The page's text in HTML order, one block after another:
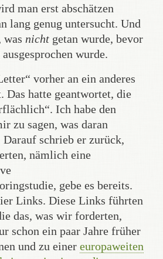
man erst abschätzen
lang genug untersucht. Und
was nicht getan wurde, bevor
wurde.
vorher an ein anderes
Das hatte geantwortet, die
Ich habe den
zu sagen, was daran
schrieb er zurück,
nämlich eine
gebe es bereits.
Links. Diese Links führten
das, was wir forderten,
schon ein paar Jahre früher
und zu einer europaweiten